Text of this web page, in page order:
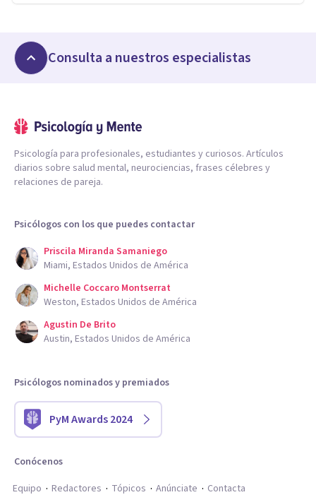
Consulta a nuestros especialistas
Psicología para profesionales, estudiantes y curiosos. Artículos
diarios sobre salud mental, neurociencias, frases célebres y
relaciones de pareja.
Psicólogos con los que puedes contactar
Priscila Miranda Samaniego
Miami, Estados Unidos de América
Michelle Coccaro Montserrat
Weston, Estados Unidos de América
Agustin De Brito
Austin, Estados Unidos de América
Psicólogos nominados y premiados
PyM Awards 2024
Conócenos
Equipo
Redactores Tópicos Anúnciate Contacta